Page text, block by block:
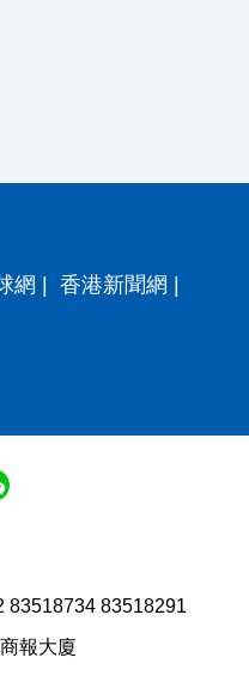
網 香港新聞網
83518734 83518291
報大廈